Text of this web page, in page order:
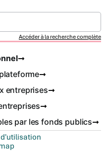
Accéder à la recherche complète
entreprises
par les fonds publics